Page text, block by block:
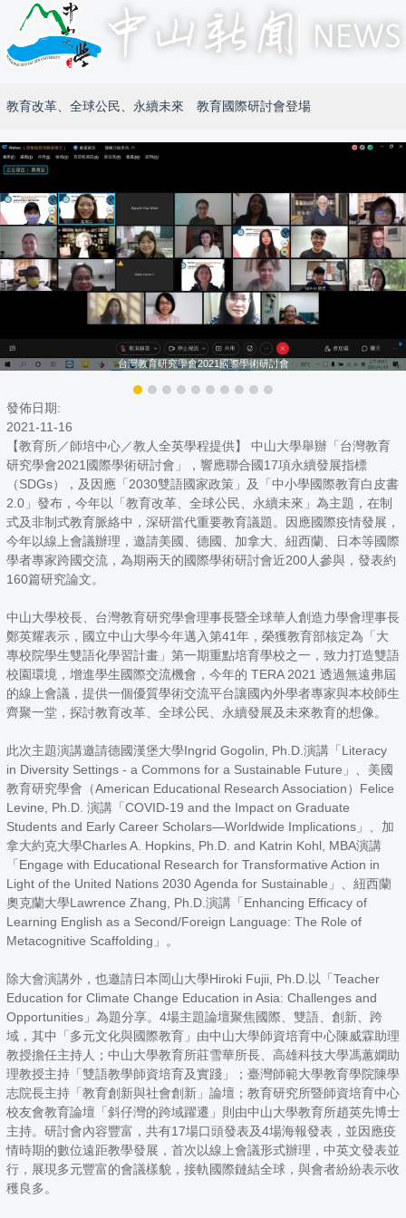
教育改革、全球公民、永續未來 教育國際研討會登場
台灣教育研究學會2021國際學術研討會
發佈日期:
2021-11-16
【教育所／師培中心／教人全英學程提供】 中山大學舉辦「台灣教育
研究學會2021國際學術研討會」，響應聯合國17項永續發展指標
（SDGs），及因應「2030雙語國家政策」及「中小學國際教育白皮書
2.0」發布，今年以「教育改革、全球公民、永續未來」為主題，在制
式及非制式教育脈絡中，深研當代重要教育議題。因應國際疫情發展，
今年以線上會議辦理，邀請美國、德國、加拿大、紐西蘭、日本等國際
學者專家跨國交流，為期兩天的國際學術研討會近200人參與，發表約
160篇研究論文。
中山大學校長、台灣教育研究學會理事長暨全球華人創造力學會理事長
鄭英耀表示，國立中山大學今年邁入第41年，榮獲教育部核定為「大
專校院學生雙語化學習計畫」第一期重點培育學校之一，致力打造雙語
校園環境，增進學生國際交流機會，今年的 TERA 2021 透過無遠弗屆
的線上會議，提供一個優質學術交流平台讓國內外學者專家與本校師生
齊聚一堂，探討教育改革、全球公民、永續發展及未來教育的想像。
此次主題演講邀請德國漢堡大學Ingrid Gogolin, Ph.D.演講「Literacy
in Diversity Settings - a Commons for a Sustainable Future」、美國
教育研究學會（American Educational Research Association）Felice
Levine, Ph.D. 演講「COVID-19 and the Impact on Graduate
Students and Early Career Scholars—Worldwide Implications」、加
拿大約克大學Charles A. Hopkins, Ph.D. and Katrin Kohl, MBA演講
「Engage with Educational Research for Transformative Action in
Light of the United Nations 2030 Agenda for Sustainable」、紐西蘭
奧克蘭大學Lawrence Zhang, Ph.D.演講「Enhancing Efficacy of
Learning English as a Second/Foreign Language: The Role of
Metacognitive Scaffolding」。
除大會演講外，也邀請日本岡山大學Hiroki Fujii, Ph.D.以「Teacher
Education for Climate Change Education in Asia: Challenges and
Opportunities」為題分享。4場主題論壇聚焦國際、雙語、創新、跨
域，其中「多元文化與國際教育」由中山大學師資培育中心陳威霖助理
教授擔任主持人；中山大學教育所莊雪華所長、高雄科技大學馮蕙嫻助
理教授主持「雙語教學師資培育及實踐」；臺灣師範大學教育學院陳學
志院長主持「教育創新與社會創新」論壇；教育研究所暨師資培育中心
校友會教育論壇「斜仔灣的跨域躍遷」則由中山大學教育所趙英先博士
主持。研討會內容豐富，共有17場口頭發表及4場海報發表，並因應疫
情時期的數位遠距教學發展，首次以線上會議形式辦理，中英文發表並
行，展現多元豐富的會議樣貌，接軌國際鏈結全球，與會者紛紛表示收
穫良多。